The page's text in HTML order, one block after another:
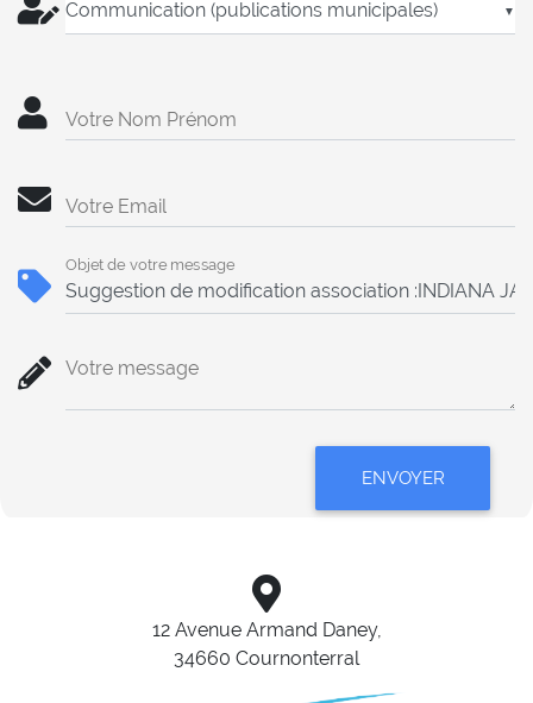
▼
Votre Nom Prénom
Votre Email
Objet de votre message
Votre message
ENVOYER
12 Avenue Armand Daney,
34660 Cournonterral